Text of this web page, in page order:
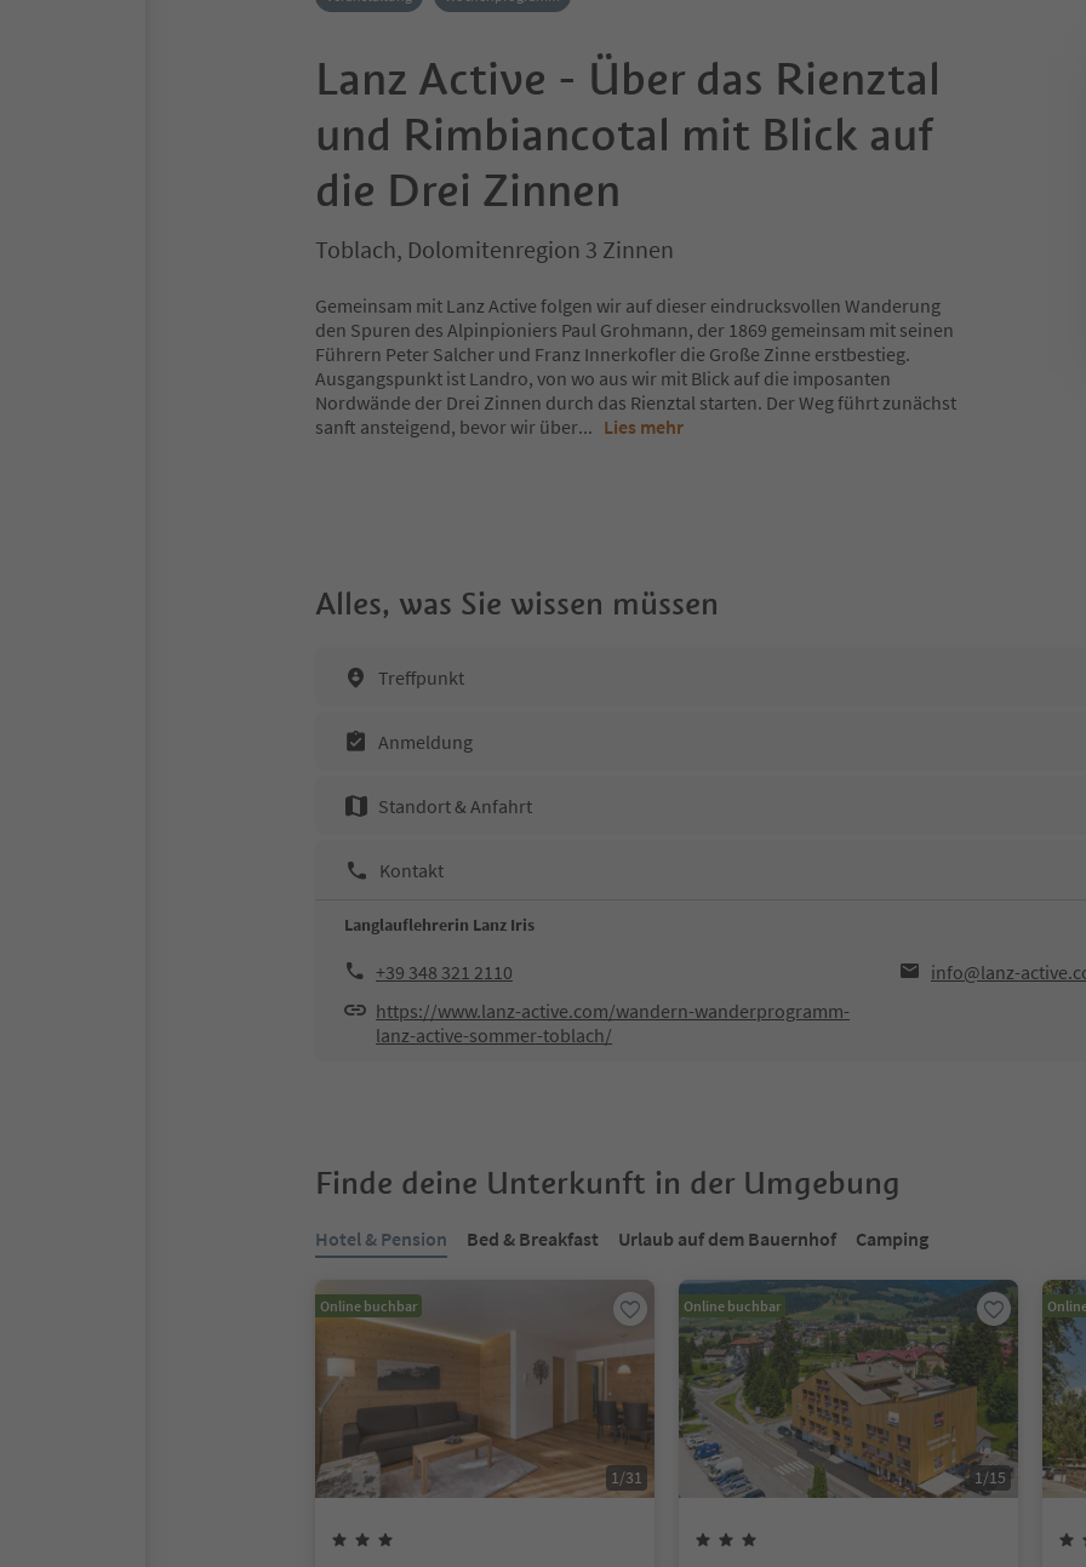
Lanz Active - Über das Rienztal
und Rimbiancotal mit Blick auf
die Drei Zinnen
Toblach, Dolomitenregion 3 Zinnen
Gemeinsam mit Lanz Active folgen wir auf dieser eindrucksvollen Wanderung
den Spuren des Alpinpioniers Paul Grohmann, der 1869 gemeinsam mit seinen
Führern Peter Salcher und Franz Innerkofler die Große Zinne erstbestieg.
Ausgangspunkt ist Landro, von wo aus wir mit Blick auf die imposanten
Nordwände der Drei Zinnen durch das Rienztal starten. Der Weg führt zunächst
sanft ansteigend, bevor wir über... Lies mehr
Alles, was Sie wissen müssen
Treffpunkt
Anmeldung
Standort & Anfahrt
Kontakt
Langlauflehrerin Lanz Iris
+39 348 321 2110
info@lanz-
https://www.lanz-active.com/wandern-wanderprogramm-
lanz-active-sommer-toblach/
Finde deine Unterkunft in der Umgebung
Hotel & Pension Bed & Breakfast Urlaub auf dem Bauernhof Camping
Online buchbar
1/31
Online buchbar
1/15